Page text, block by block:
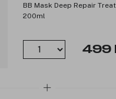
BB Mask Deep Repair
200ml
499